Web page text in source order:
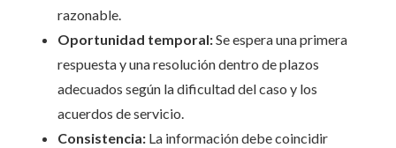
razonable.
Oportunidad temporal:Se espera una primera
respuesta y una resolución dentro de plazos
adecuados según la dificultad del caso y los
acuerdos de servicio.
Consistencia: La información debe coincidir